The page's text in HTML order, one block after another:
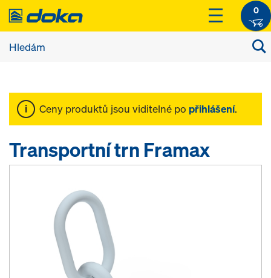
0
Ceny produktů jsou viditelné po přihlášení.
Transportní trn Framax